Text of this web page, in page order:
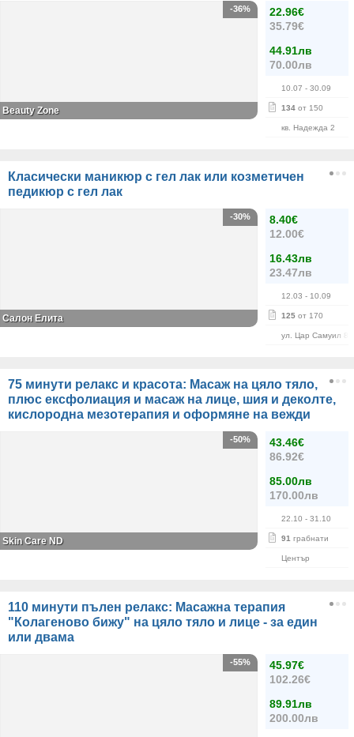
22.96€
35.79€
44.91лв
70.00лв
10.07 - 30.09
134 от 150
кв. Надежда 2
-36%
Beauty Zone
Класически маникюр с гел лак или козметичен
педикюр с гел лак
8.40€
12.00€
16.43лв
23.47лв
12.03 - 10.09
125 от 170
ул. Цар Самуил 84
-30%
Салон Елита
75 минути релакс и красота: Масаж на цяло тяло,
плюс ексфолиация и масаж на лице, шия и деколте,
кислородна мезотерапия и оформяне на вежди
43.46€
86.92€
85.00лв
170.00лв
22.10 - 31.10
91 грабнати
Център
-50%
Skin Care ND
110 минути пълен релакс: Масажна терапия
"Колагеново бижу" на цяло тяло и лице - за един
или двама
45.97€
102.26€
89.91лв
200.00лв
-55%